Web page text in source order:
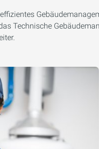
Technische